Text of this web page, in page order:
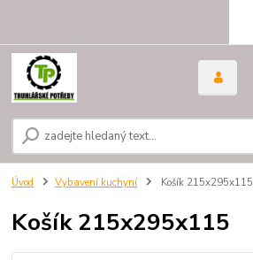
Úvod Vybavení kuchyní Košík 215x295x115
Košík 215x295x115